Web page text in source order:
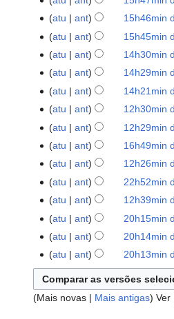
o
ã
o
ç
ã
o
ç
ã
o
d
ç
ã
o
e
e
d
ç
ã
o
d
e
e
d
ç
ã
o
o
d
e
e
d
ç
ã
o
o
d
e
e
d
ç
ã
o
u
o
d
e
e
d
ç
ã
o
e
s
u
o
d
e
e
d
ç
ã
o
r
e
s
u
o
d
e
e
d
ç
ã
o
m
r
e
s
u
o
d
e
e
d
ç
ã
o
m
r
e
s
u
o
d
e
e
d
ç
ã
o
S
m
r
e
s
u
o
d
e
e
d
ç
ã
o
atu ant 15h46min
S
m
r
e
s
u
o
d
e
e
d
ç
ã
o
atu
ant 15h45min
S
m
r
e
s
u
o
d
e
e
d
ç
ã
o
atu
ant 14h30min
S
m
r
e
s
u
o
d
e
e
d
i
ç
ã
atu ant 14h29min
S
m
r
e
s
u
o
d
e
e
d
i
ç
atu ant 14h21min
S
m
r
e
s
u
o
d
e
e
d
i
atu ant 12h30min
S
m
r
e
s
u
o
d
e
e
atu
ant 12h29min
S
m
r
e
s
u
o
d
e
30
de
dezembro
2023
atu ant 16h49min
S
m
r
e
s
u
m
o
d
atu
ant 12h26min
S
m
r
e
s
u
m
o
28
de
dezembro
2023
atu ant 22h52min
S
m
r
e
s
u
m
25
de
dezembro
2023
atu ant 12h39min
S
m
r
e
s
13
de
novembro
2023
atu ant 20h15min
S
m
r
e
atu
ant 20h14min
S
e
m
r
atu
ant 20h13min
S
e
m
(Mais novas | Mais antigas) Ver